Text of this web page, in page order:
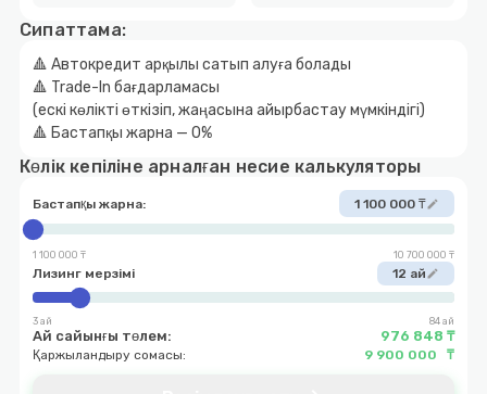
Сипаттама:
🔺 Автокредит арқылы сатып алуға болады
🔺 Trade-In бағдарламасы
(ескі көлікті өткізіп, жаңасына айырбастау мүмкіндігі)
🔺 Бастапқы жарна — 0%
Көлік кепіліне арналған несие калькуляторы
Бастапқы жарна: 1 100 000 ₸edit
1 100 000 ₸ 10 700 000 ₸
Лизинг мерзімі 12 айedit
3 ай 84 ай
Ай сайынғы төлем: 976 848 ₸
Қаржыландыру сомасы: 9 900 000 ₸